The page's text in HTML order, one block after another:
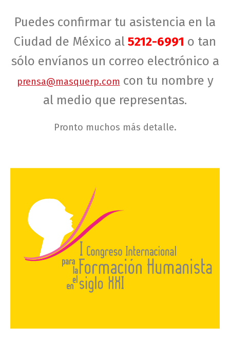
Puedes confirmar tu asistencia en la
Ciudad de México al 5212-6991 o tan
sólo envíanos un correo electrónico a
prensa@masquerp.com con tu nombre y
al medio que representas.
Pronto muchos más detalle.